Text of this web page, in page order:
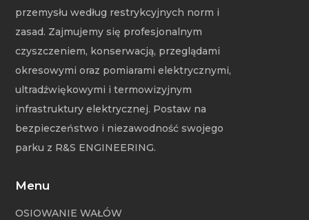
przemysłu według restrykcyjnych norm i
zasad. Zajmujemy się profesjonalnym
czyszczeniem, konserwacją, przeglądami
okresowymi oraz pomiarami elektrycznymi,
ultradźwiękowymi i termowizyjnym
infrastruktury elektrycznej. Postaw na
bezpieczeństwo i niezawodność swojego
parku z R&S ENGINEERING.
Menu
OSIOWANIE WAŁÓW